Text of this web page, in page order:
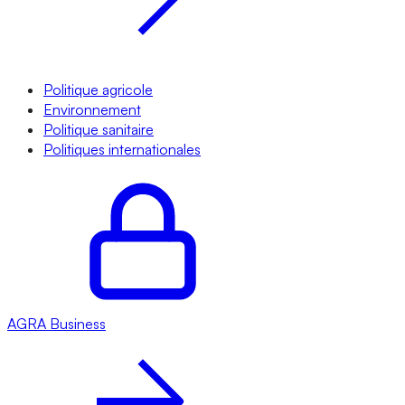
Politique agricole
Environnement
Politique sanitaire
Politiques internationales
AGRA Business